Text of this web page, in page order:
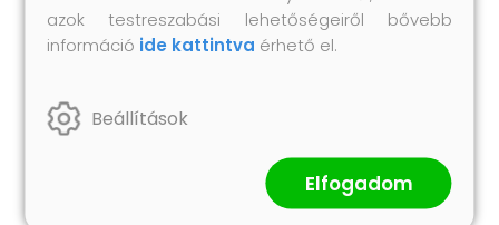
Hasonló termékek
azok testreszabási lehetőségeiről bővebb
információ ide kattintva érhető el.
Beállítások
Elfogadom